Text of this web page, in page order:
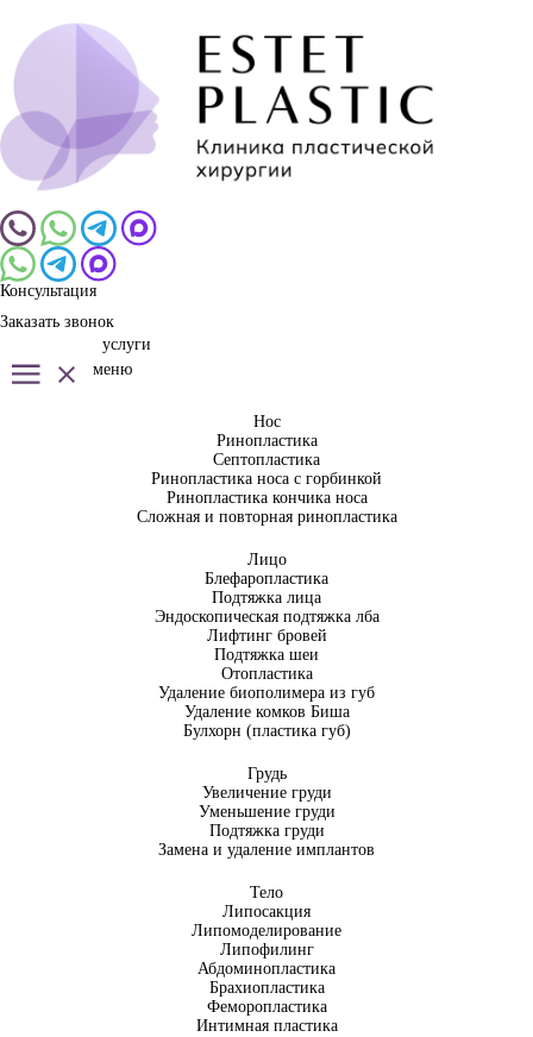
Консультация
Заказать звонок
услуги
меню
Нос
Ринопластика
Септопластика
Ринопластика носа с горбинкой
Ринопластика кончика носа
Сложная и повторная ринопластика
Лицо
Блефаропластика
Подтяжка лица
Эндоскопическая подтяжка лба
Лифтинг бровей
Подтяжка шеи
Отопластика
Удаление биополимера из губ
Удаление комков Биша
Булхорн (пластика губ)
Грудь
Увеличение груди
Уменьшение груди
Подтяжка груди
Замена и удаление имплантов
Тело
Липосакция
Липомоделирование
Липофилинг
Абдоминопластика
Брахиопластика
Феморопластика
Интимная пластика